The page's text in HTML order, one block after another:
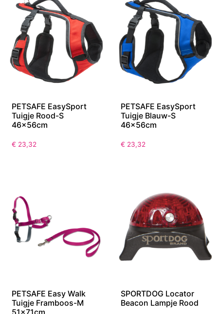
PETSAFE EasySport
Tuigje Rood-S
46x56cm
€ 23,32
PETSAFE EasySport
Tuigje Blauw-S
46x56cm
€ 23,32
PETSAFE Easy Walk
Tuigje Framboos-M
51x71cm
SPORTDOG Locator
Beacon Lampje Rood